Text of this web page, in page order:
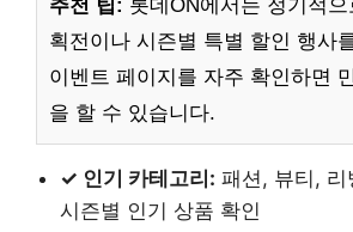
추천 팁: 롯데ON에서는 정기적
획전이나 시즌별 특별 할인 행사
이벤트 페이지를 자주 확인하면
을 할 수 있습니다.
✓ 인기 카테고리: 패션, 뷰티, 리
시즌별 인기 상품 확인